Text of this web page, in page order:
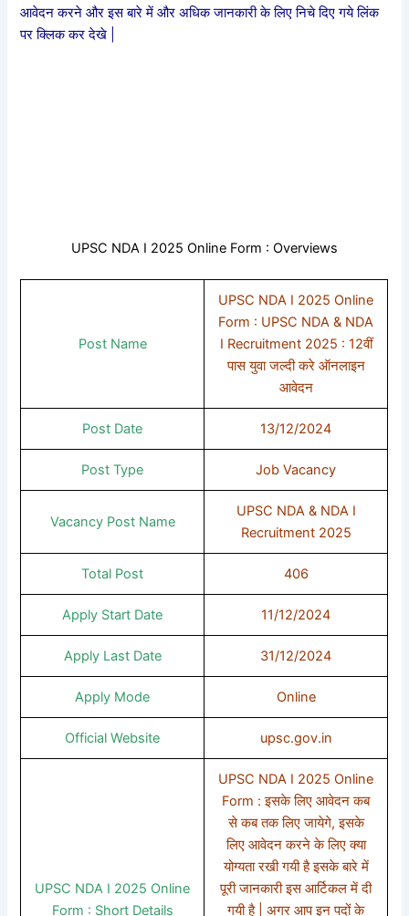
आवेदन करने और इस बारे में और अधिक जानकारी के लिए निचे दिए गये लिंक
पर क्लिक कर देखे |
UPSC NDA I 2025 Online Form : Overviews
Post Name
UPSC NDA I 2025 Online
Form : UPSC NDA & NDA
I Recruitment 2025 : 12वीं
पास युवा जल्दी करे ऑनलाइन
आवेदन
Post Date 13/12/2024
Post Type Job Vacancy
Vacancy Post Name
UPSC NDA & NDA I
Recruitment 2025
Total Post 406
Apply Start Date 11/12/2024
Apply Last Date 31/12/2024
Apply Mode Online
Official Website upsc.gov.in
UPSC NDA I 2025 Online
Form : Short Details
UPSC NDA I 2025 Online
Form : इसके लिए आवेदन कब
से कब तक लिए जायेगे, इसके
लिए आवेदन करने के लिए क्या
योग्यता रखी गयी है इसके बारे में
पूरी जानकारी इस आर्टिकल में दी
गयी है | अगर आप इन पदों के